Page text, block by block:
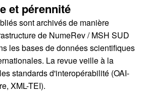
et pérennité
sont archivés de manière
de NumeRev / MSH SUD
les bases de données scientifiques
La revue veille à la
standards d'interopérabilité (OAI-
XML-TEI).